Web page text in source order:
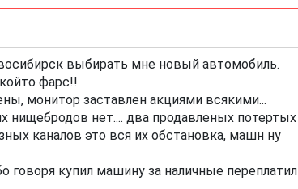
выбирать мне новый автомобиль.
фарс!!
монитор заставлен акциями всякими...
нищебродов нет.... два продавленых потертых
каналов это вся их обстановка, машн ну
купил машину за наличные переплатил